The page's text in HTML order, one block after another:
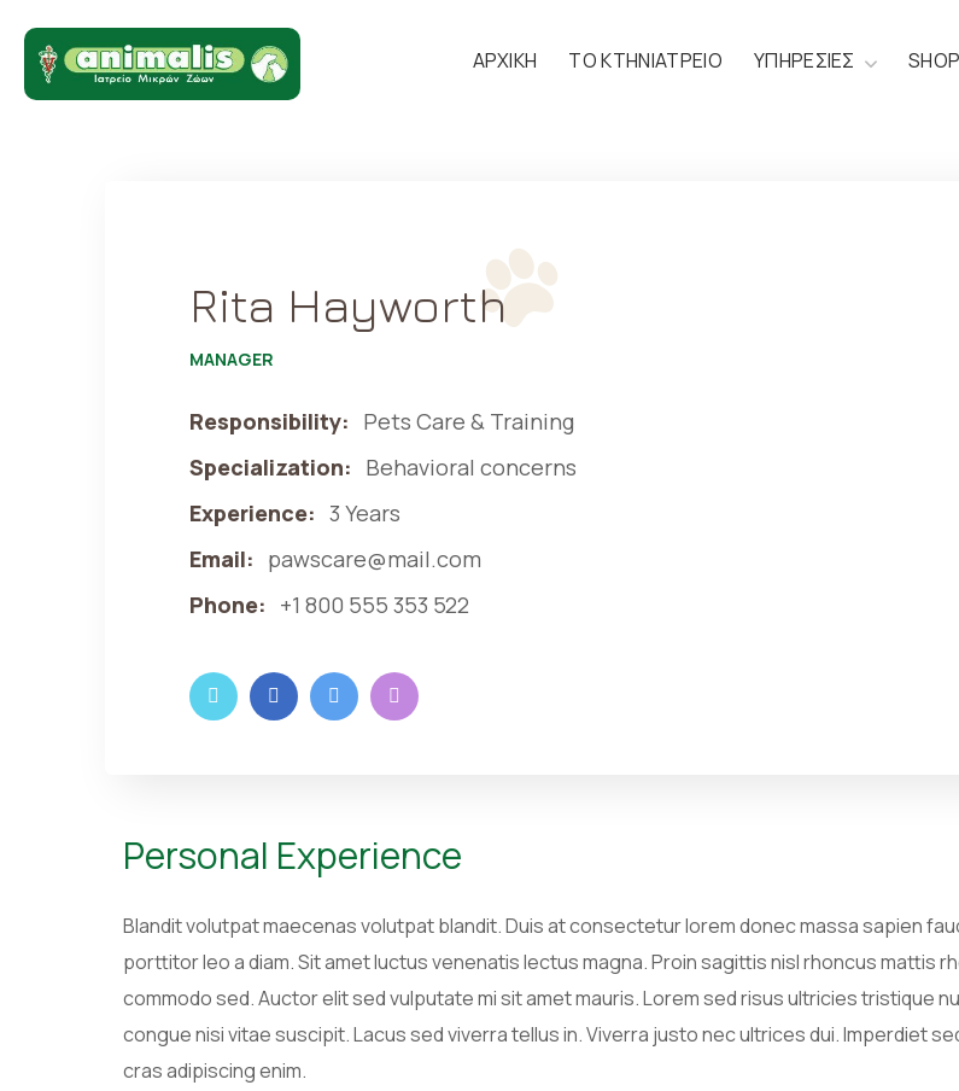
ΑΡΧΙΚΗ ΤΟ ΚΤΗΝΙΑΤΡΕΙΟ ΥΠΗΡΕΣΙΕΣ SHOP
Rita Hayworth
MANAGER
Responsibility: Pets Care & Training
Specialization: Behavioral concerns
Experience: 3 Years
Email: pawscare@mail.com
Phone: +1 800 555 353 522
Personal Experience
Blandit volutpat maecenas volutpat blandit. Duis at consectetur lorem donec massa sapien
porttitor leo a diam. Sit amet luctus venenatis lectus magna. Proin sagittis nisl rhoncus mattis
commodo sed. Auctor elit sed vulputate mi sit amet mauris. Lorem sed risus ultricies tristique
congue nisi vitae suscipit. Lacus sed viverra tellus in. Viverra justo nec ultrices dui. Imperdiet
cras adipiscing enim.